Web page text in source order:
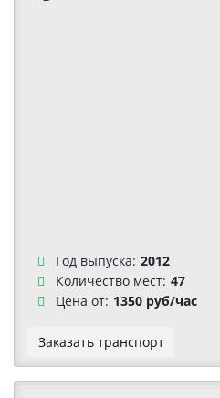
Год выпуска: 2012
Количество мест: 47
Цена от: 1350 руб/час
Заказать транспорт